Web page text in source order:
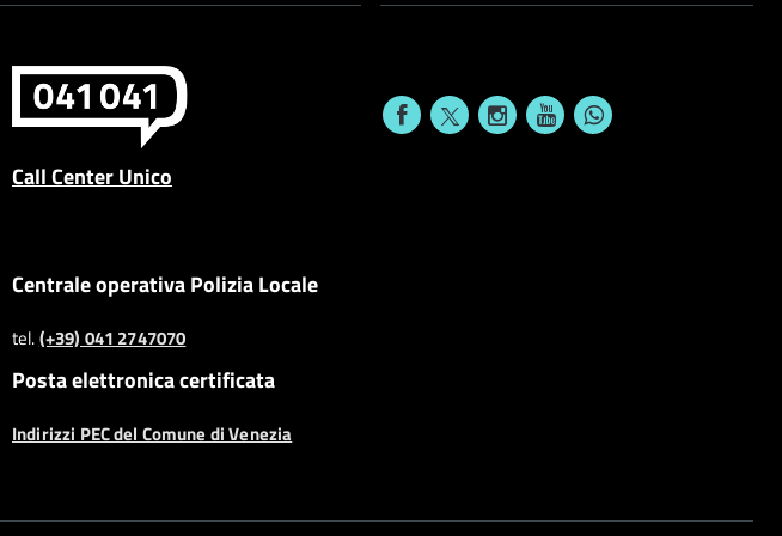
Call Center Unico
Centrale operativa Polizia Locale
tel.(+39) 041 2747070
Posta elettronica certificata
Indirizzi PEC del Comune di Venezia